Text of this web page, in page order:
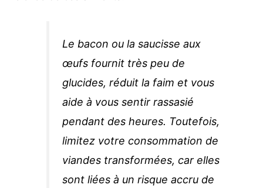
Le bacon ou la saucisse aux
œufs fournit très peu de
glucides, réduit la faim et vous
aide à vous sentir rassasié
pendant des heures. Toutefois,
limitez votre consommation de
viandes transformées, car elles
sont liées à un risque accru de